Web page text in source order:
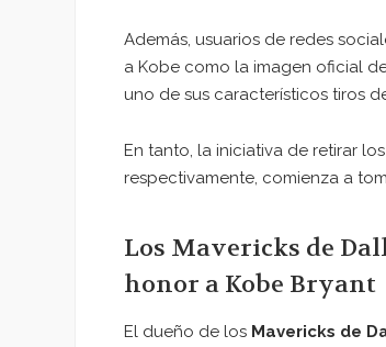
Además, usuarios de redes
a Kobe como la imagen oficial
uno de sus característicos tiros
En tanto, la iniciativa de retirar los
respectivamente, comienza a
Los Mavericks de
honor a Kobe Bryant
El dueño de los Mavericks de